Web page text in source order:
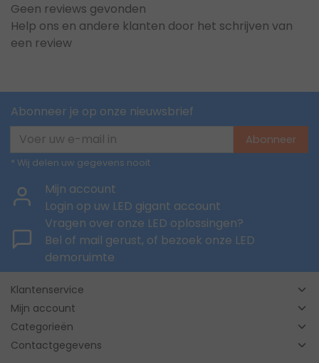
Geen reviews gevonden
Help ons en andere klanten door het schrijven van
een review
Abonneer je op onze nieuwsbrief
Abonneer
* Wij delen uw gegevens nooit
Mijn account
Login op uw LED gigant account
Vragen over onze LED oplossingen?
Bel of mail gerust, of bezoek onze LED
demoruimte
Klantenservice
Mijn account
Categorieën
Contactgegevens